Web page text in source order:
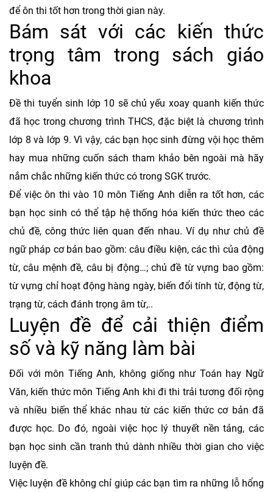
để ôn thi tốt hơn trong thời gian này.
Bám sát với các kiến thức
trọng tâm trong sách giáo
khoa
Đề thi tuyển sinh lớp 10 sẽ chủ yếu xoay quanh kiến thức
đã học trong chương trình THCS, đặc biệt là chương trình
lớp 8 và lớp 9. Vì vậy, các bạn học sinh đừng vội học thêm
hay mua những cuốn sách tham khảo bên ngoài mà hãy
nắm chắc những kiến thức có trong SGK trước.
Để việc ôn thi vào 10 môn Tiếng Anh diễn ra tốt hơn, các
bạn học sinh có thể tập hệ thống hóa kiến thức theo các
chủ đề, công thức liên quan đến nhau. Ví dụ như chủ đề
ngữ pháp cơ bản bao gồm: câu điều kiện, các thì của động
từ, câu mệnh đề, câu bị động…; chủ đề từ vựng bao gồm:
từ vựng chỉ hoạt động hàng ngày, biến đổi tính từ, động từ,
trạng từ, cách đánh trọng âm từ,..
Luyện đề để cải thiện điểm
số và kỹ năng làm bài
Đối với môn Tiếng Anh, không giống như Toán hay Ngữ
Văn, kiến thức môn Tiếng Anh khi đi thi trải tương đối rộng
và nhiều biến thể khác nhau từ các kiến thức cơ bản đã
được học. Do đó, ngoài việc học lý thuyết nền tảng, các
bạn học sinh cần tranh thủ dành nhiều thời gian cho việc
luyện đề.
Việc luyện đề không chỉ giúp các bạn tìm ra những lỗ hổng